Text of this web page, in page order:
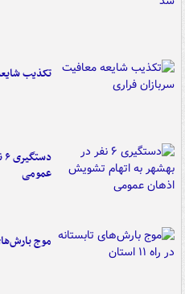
تکذیب
عمومی
موج بارش‌های